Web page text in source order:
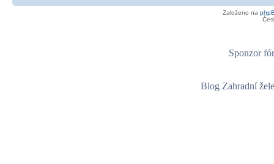
Založeno na
Sponzor
Blog Zahradní